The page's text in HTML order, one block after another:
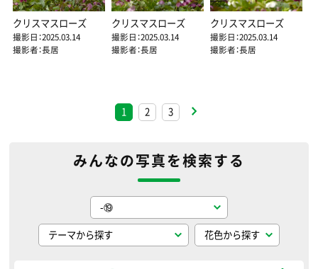
クリスマスローズ
撮影日：2025.03.14
撮影者：長居
クリスマスローズ
撮影日：2025.03.14
撮影者：長居
クリスマスローズ
撮影日：2025.03.14
撮影者：長居
1 2 3
みんなの写真を検索する